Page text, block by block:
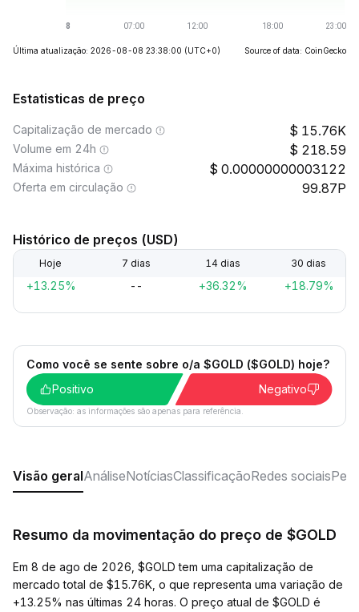
Última atualização: 2026-08-08 23:38:00 (UTC+0) Source of data: CoinGecko
Estatisticas de preço
Capitalização de mercado 15.76K
Volume em 24h 218.59
Máxima histórica 0.00000000003122
Oferta em circulação 99.87P
Histórico de preços (USD)
Hoje 7 dias 14 dias 30 dias
+13.25% -- +36.32% +18.79%
Como você se sente sobre o/a $GOLD ($GOLD) hoje?
Positivo
Negativo
Observação: as informações são apenas para referência.
Visão geralAnáliseNotíciasClassificaçãoRedes sociais
Resumo da movimentação do preço de $GOLD
Em 8 de ago de 2026, $GOLD tem uma capitalização de
mercado total de $15.76K, o que representa uma variação de
+13.25% nas últimas 24 horas. O preço atual de $GOLD é